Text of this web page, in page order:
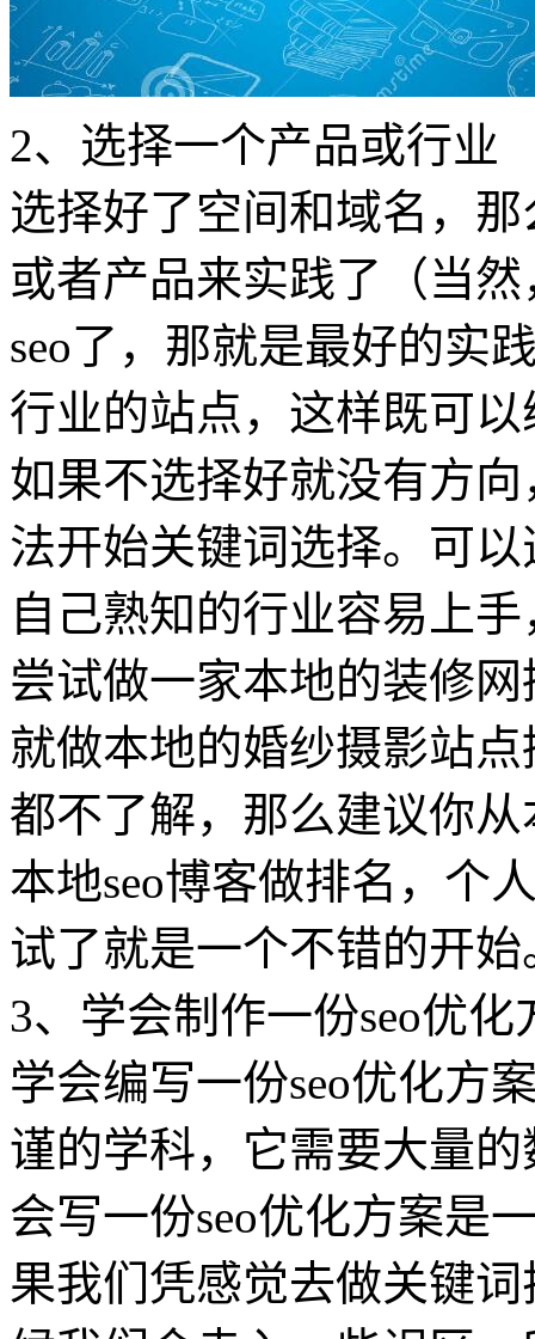
2、选择一个产品或行业
选择好了空间和域名，
或者产品来实践了（当
seo了，那就是最好的实
行业的站点，这样既可
如果不选择好就没有方
法开始关键词选择。可
自己熟知的行业容易上
尝试做一家本地的装修
就做本地的婚纱摄影站
都不了解，那么建议你
本地seo博客做排名，个
试了就是一个不错的开始
3、学会制作一份seo优化
学会编写一份seo优化方
谨的学科，它需要大量
会写一份seo优化方案是
果我们凭感觉去做关键